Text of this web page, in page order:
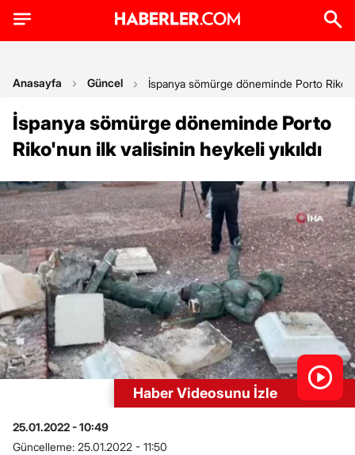
Anasayfa Güncel İspanya sömürge döneminde Porto
İspanya sömürge döneminde Porto
Riko'nun ilk valisinin heykeli yıkıldı
Haber Videosunu İzle
25.01.2022 - 10:49
Güncelleme: 25.01.2022 - 11:50